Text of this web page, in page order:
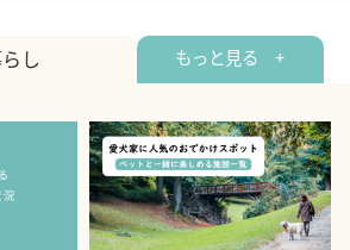
し もっと見る +